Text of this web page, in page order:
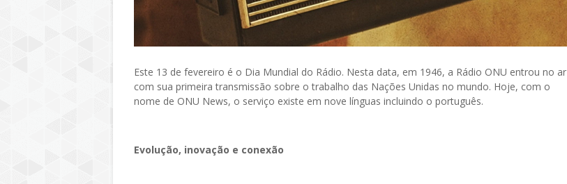
Este 13 de fevereiro é o Dia Mundial do Rádio. Nesta data, em 1946, a Rádio ONU entrou no ar
com sua primeira transmissão sobre o trabalho das Nações Unidas no mundo. Hoje, com o
nome de ONU News, o serviço existe em nove línguas incluindo o português.
Evolução, inovação e conexão